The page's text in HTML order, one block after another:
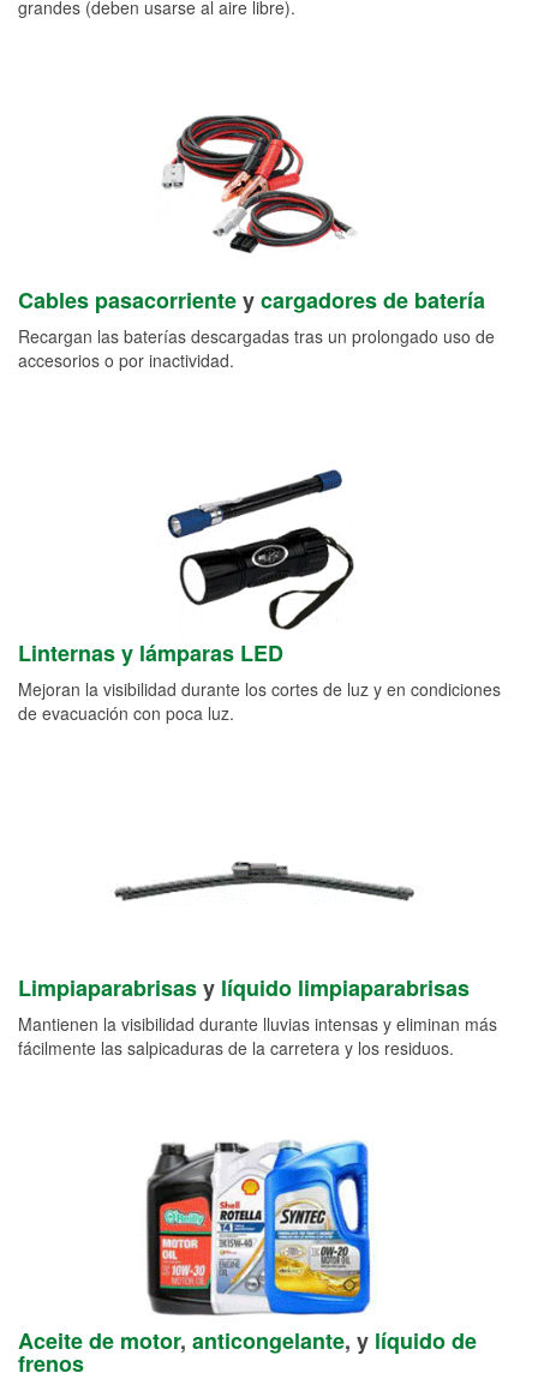
grandes (deben usarse al aire libre).
Cables pasacorrienteycargadores de batería
Recargan las baterías descargadas tras un prolongado uso de
accesorios o por inactividad.
Linternas y lámparas LED
Mejoran la visibilidad durante los cortes de luz y en condiciones
de evacuación con poca luz.
Limpiaparabrisasy líquido limpiaparabrisas
Mantienen la visibilidad durante lluvias intensas y eliminan más
fácilmente las salpicaduras de la carretera y los residuos.
Aceite de motor, anticongelante, y líquido de
frenos